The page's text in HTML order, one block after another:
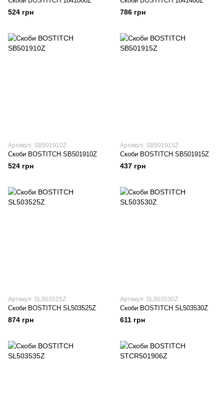
524 грн 786 грн
Артикул: SB501910Z
Скоби BOSTITCH SB501910Z
524 грн
Артикул: SB501915Z
Скоби BOSTITCH SB501915Z
437 грн
Артикул: SL503525Z
Скоби BOSTITCH SL503525Z
874 грн
Артикул: SL503530Z
Скоби BOSTITCH SL503530Z
611 грн